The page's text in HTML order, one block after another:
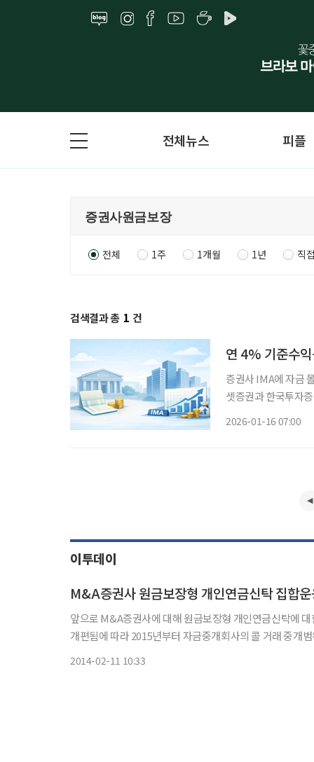
전체뉴스 피플
전체 1주 1개월 1년 직
검색결과 총 1 건
증권사 IMA에 자금 몰리는 이유 최근 금융시장에 새로운
셋증권과 한국투자
2026-01-16 07:00
이투데이
M&A증권사 원금보장형 개인연금신탁 집합
앞으로 M&A증권사에 대해 원금보장형 개인연금신탁에
개편됨에 따라 2015년부터 자금중개회사의 콜 거래 중개범위 은
2014-02-11 10:33